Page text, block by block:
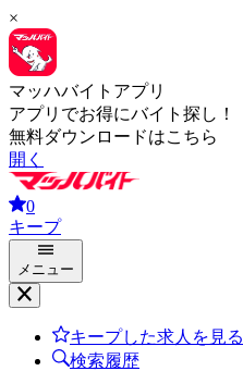
×
マッハバイトアプリ
アプリでお得にバイト探し！
無料ダウンロードはこちら
開く
0
キープ
メニュー
キープした求人を見る
検索履歴